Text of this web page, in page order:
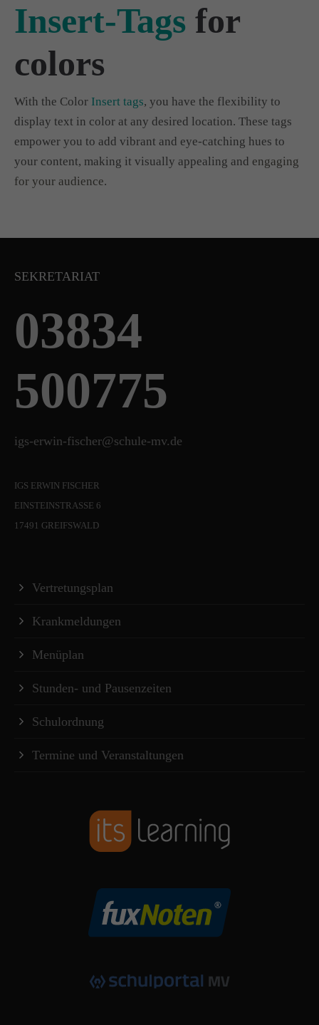
Insert-Tags for
colors
With the Color Insert tags, you have the flexibility to
display text in color at any desired location. These tags
empower you to add vibrant and eye-catching hues to
your content, making it visually appealing and engaging
for your audience.
SEKRETARIAT
03834
500775
igs-erwin-fischer@schule-mv.de
IGS ERWIN FISCHER
EINSTEINSTRASSE 6
17491 GREIFSWALD
Vertretungsplan
Krankmeldungen
Menüplan
Stunden- und Pausenzeiten
Schulordnung
Termine und Veranstaltungen